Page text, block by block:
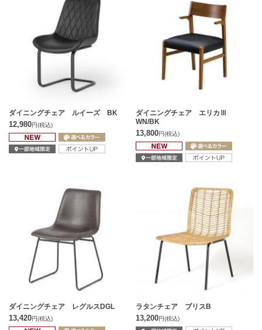
ダイニングチェア ルイーズ BK
12,980円(税込)
ダイニングチェア エリカⅢ
WN/BK
13,800円(税込)
ダイニングチェア レグルスDGL
13,420円(税込)
ラタンチェア ブリスB
13,200円(税込)